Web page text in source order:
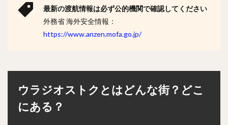
最新の渡航情報は必ず公的機関で確認してください
外務省 海外安全情報：
https://www.anzen.mofa.go.jp/
ウラジオストクとはどんな街？どこ
にある？